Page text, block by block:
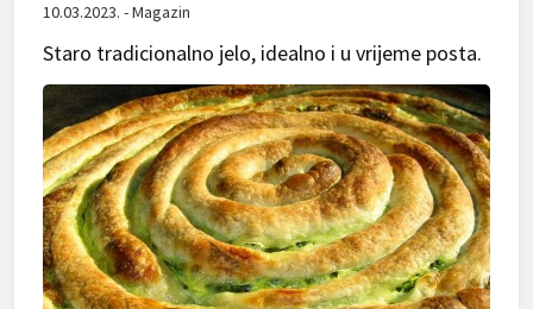
10.03.2023. - Magazin
Staro tradicionalno jelo, idealno i u vrijeme posta.